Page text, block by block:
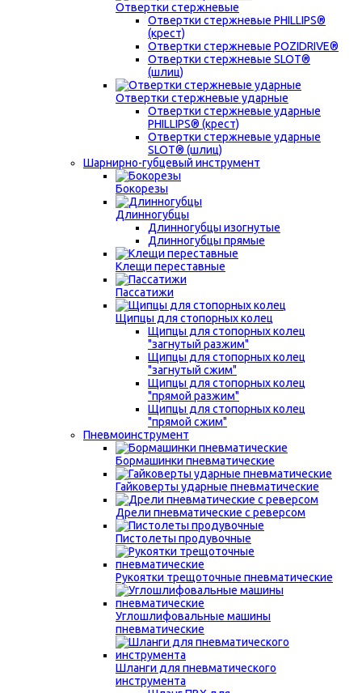
Отвертки стержневые
Отвертки стержневые PHILLIPS®
(крест)
Отвертки стержневые POZIDRIVE®
Отвертки стержневые SLOT®
(шлиц)
Отвертки стержневые ударные
Отвертки стержневые ударные
PHILLIPS® (крест)
Отвертки стержневые ударные
SLOT® (шлиц)
Шарнирно-губцевый инструмент
Бокорезы
Длинногубцы
Длинногубцы изогнутые
Длинногубцы прямые
Клещи переставные
Пассатижи
Щипцы для стопорных колец
Щипцы для стопорных колец
"загнутый разжим"
Щипцы для стопорных колец
"загнутый сжим"
Щипцы для стопорных колец
"прямой разжим"
Щипцы для стопорных колец
"прямой сжим"
Пневмоинструмент
Бормашинки пневматические
Гайковерты ударные пневматические
Дрели пневматические с реверсом
Пистолеты продувочные
Рукоятки трещоточные пневматические
Углошлифовальные машины
пневматические
Шланги для пневматического
инструмента